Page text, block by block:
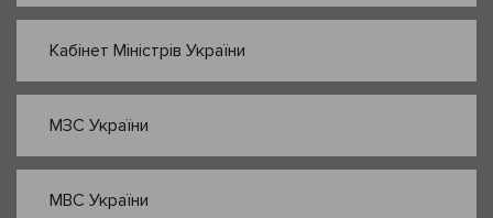
Кабінет Міністрів України
МЗС України
МВС України